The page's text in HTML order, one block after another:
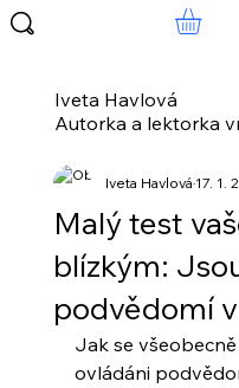
Iveta Havlová
Autorka a lektorka
Malý test
blízkým:
podvědomí
Iveta Havlová17. 1.
Jak se všeobecně
ovládáni